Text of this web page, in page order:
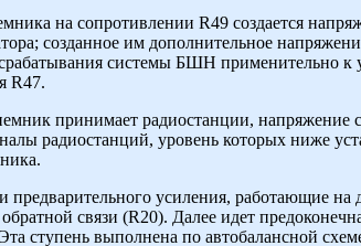
на сопротивлении R49 создается
созданное им дополнительное
срабатывания системы БШН применительно
R47.
принимает радиостанции,
радиостанций, уровень которых ниже
предварительного усиления, работающие
связи (R20). Далее идет
ступень выполнена по автобалансной